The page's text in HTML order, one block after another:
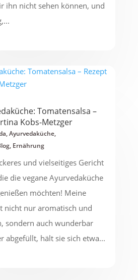
ihn nicht sehen können, und
Tomatensalsa –
Kobs-Metzger
,Ayurvedaküche,
, Ernährung
und vielseitiges Gericht
die vegane Ayurvedaküche
möchten! Meine
nicht nur aromatisch und
sondern auch wunderbar
abgefüllt, hält sie sich etwa...